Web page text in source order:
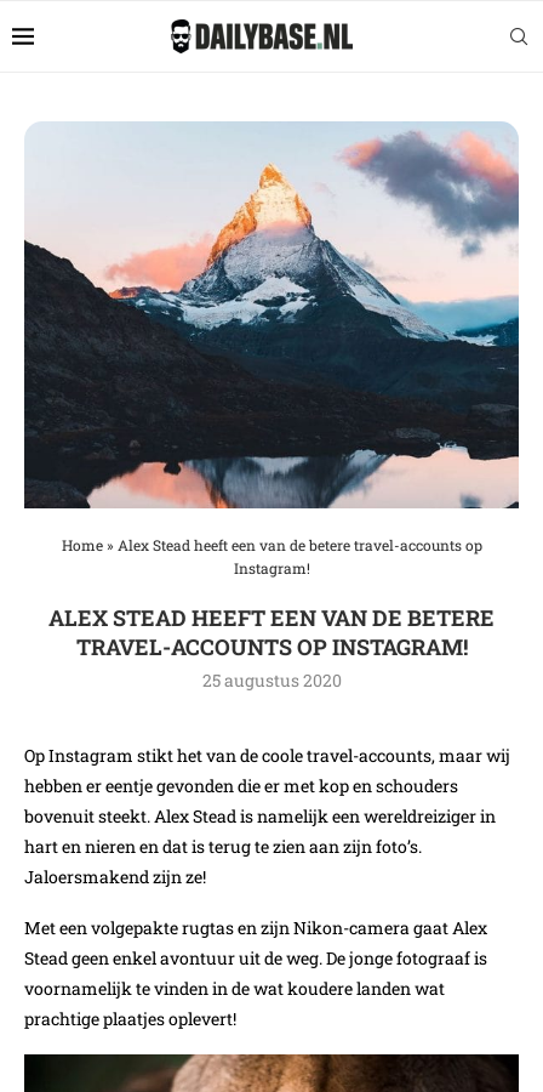
Home» Alex Stead heeft een van de betere travel-accounts op
Instagram!
ALEX STEAD HEEFT EEN VAN DE BETERE
TRAVEL-ACCOUNTS OP INSTAGRAM!
25 augustus 2020
Op Instagram stikt het van de coole travel-accounts, maar wij
hebben er eentje gevonden die er met kop en schouders
bovenuit steekt. Alex Stead is namelijk een wereldreiziger in
hart en nieren en dat is terug te zien aan zijn foto’s.
Jaloersmakend zijn ze!
Met een volgepakte rugtas en zijn Nikon-camera gaat Alex
Stead geen enkel avontuur uit de weg. De jonge fotograaf is
voornamelijk te vinden in de wat koudere landen wat
prachtige plaatjes oplevert!